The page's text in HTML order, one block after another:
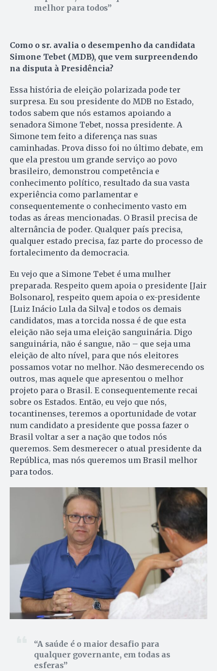
melhor para todos
Como o sr. avalia o desempenho da candidata
Simone Tebet (MDB), que vem surpreendendo
na disputa à Presidência?
Essa história de eleição polarizada pode ter
surpresa. Eu sou presidente do MDB no Estado,
todos sabem que nós estamos apoiando a
senadora Simone Tebet, nossa presidente. A
Simone tem feito a diferença nas suas
caminhadas. Prova disso foi no último debate, em
que ela prestou um grande serviço ao povo
brasileiro, demonstrou competência e
conhecimento político, resultado da sua vasta
experiência como parlamentar e
consequentemente o conhecimento vasto em
todas as áreas mencionadas. O Brasil precisa de
alternância de poder. Qualquer país precisa,
qualquer estado precisa, faz parte do processo de
fortalecimento da democracia.
Eu vejo que a Simone Tebet é uma mulher
preparada. Respeito quem apoia o presidente [Jair
Bolsonaro], respeito quem apoia o ex-presidente
[Luiz Inácio Lula da Silva] e todos os demais
candidatos, mas a torcida nossa é de que esta
eleição não seja uma eleição sanguinária. Digo
sanguinária, não é sangue, não – que seja uma
eleição de alto nível, para que nós eleitores
possamos votar no melhor. Não desmerecendo os
outros, mas aquele que apresentou o melhor
projeto para o Brasil. E consequentemente recai
sobre os Estados. Então, eu vejo que nós,
tocantinenses, teremos a oportunidade de votar
num candidato a presidente que possa fazer o
Brasil voltar a ser a nação que todos nós
queremos. Sem desmerecer o atual presidente da
República, mas nós queremos um Brasil melhor
para todos.
A saúde é o maior desafio para
qualquer governante, em todas as
esferas